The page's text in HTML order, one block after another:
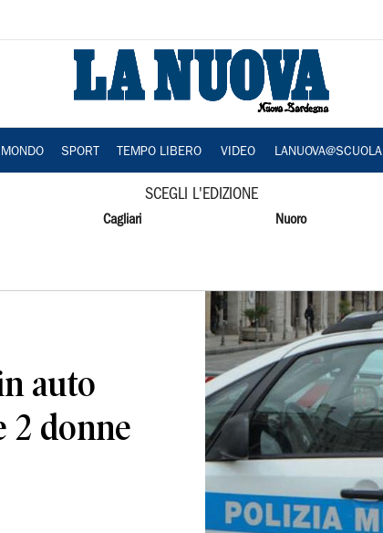
SPORT TEMPO LIBERO VIDEO LANUOVA@SCUOLA
SCEGLI L'EDIZIONE
Cagliari Nuoro
auto
2 donne